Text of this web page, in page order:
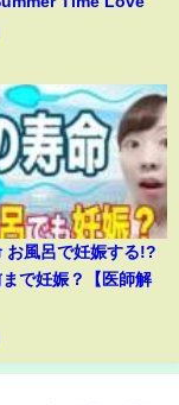
お風呂で妊娠する!?
で妊娠？【医師解